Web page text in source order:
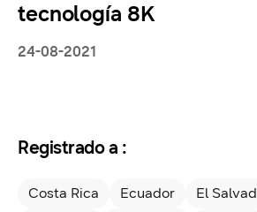
tecnología 8K
24-08-2021
Registrado a :
Costa Rica Ecuador El